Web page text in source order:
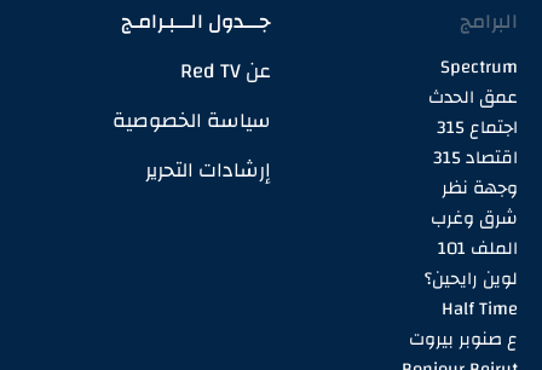
البرامج
Spectrum
عمق الحدث
اجتماع 315
اقتصاد 315
وجهة نظر
شرق وغرب
الملف 101
لوين رايحين؟
Half Time
ع صنوبر بيروت
جـــدول الـــبـرامـج
عن Red TV
سياسة الخصوصية
إرشادات التحرير